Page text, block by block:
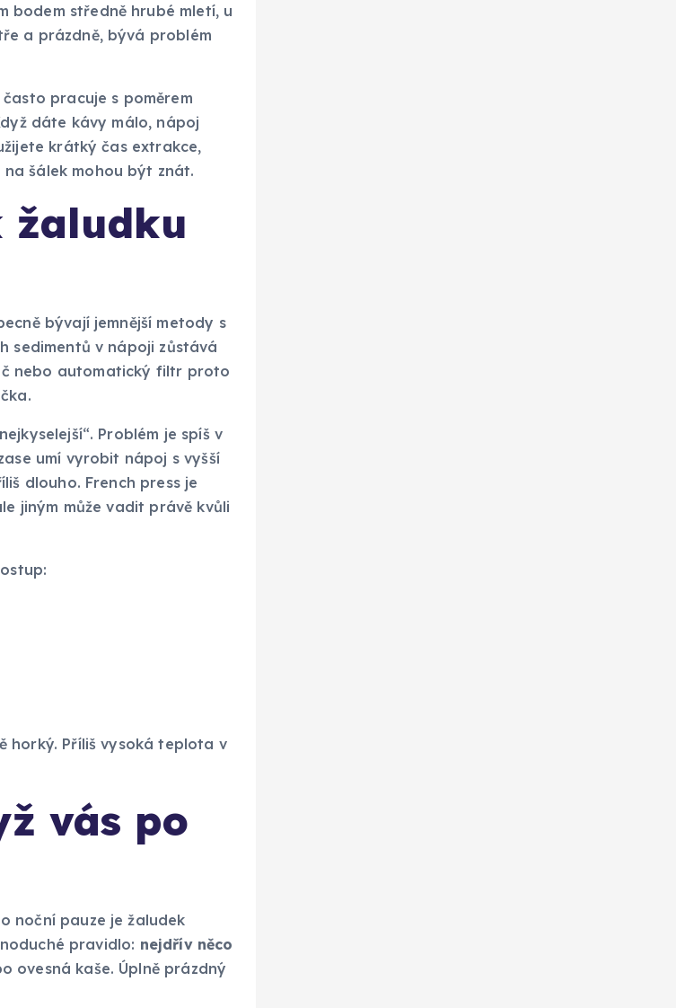
bodem středně hrubé mletí, u
a prázdně, bývá problém
pracuje s poměrem
dáte kávy málo, nápoj
krátký čas extrakce,
šálek mohou být znát.
žaludku
bývají jemnější metody s
sedimentů v nápoji zůstává
nebo automatický filtr proto
Problém je spíš v
umí vyrobit nápoj s vyšší
dlouho. French press je
jiným může vadit právě kvůli
horký. Příliš vysoká teplota v
vás po
noční pauze je žaludek
pravidlo: nejdřív něco
ovesná kaše. Úplně prázdný